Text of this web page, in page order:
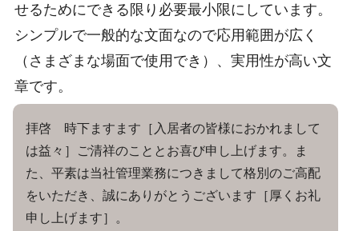
せるためにできる限り必要最小限にしています。
シンプルで一般的な文面なので応用範囲が広く
（さまざまな場面で使用でき）、実用性が高い文
章です。
拝啓 時下ますます［入居者の皆様におかれまして
は益々］ご清祥のこととお喜び申し上げます。ま
た、平素は当社管理業務につきまして格別のご高配
をいただき、誠にありがとうございます［厚くお礼
申し上げます］。